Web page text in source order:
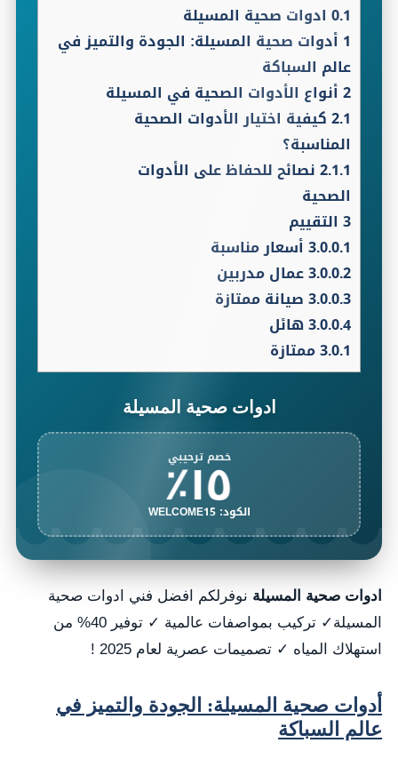
0.1ادوات صحية المسيلة
1 أدوات صحية المسيلة: الجودة والتميز في
عالم السباكة
2أنواع الأدوات الصحية في المسيلة
2.1كيفية اختيار الأدوات الصحية
المناسبة؟
2.1.1نصائح للحفاظ على الأدوات
الصحية
3التقييم
3.0.0.1أسعار مناسبة
3.0.0.2عمال مدربين
3.0.0.3صيانة ممتازة
3.0.0.4هائل
3.0.1ممتازة
ادوات صحية المسيلة
خصم ترحيبي
١٥٪
الكود: WELCOME15
ادوات صحية المسيلة نوفرلكم افضل فني ادوات صحية
المسيلة✓ تركيب بمواصفات عالمية ✓ توفير 40% من
استهلاك المياه ✓ تصميمات عصرية لعام 2025 !
أدوات صحية المسيلة: الجودة والتميز في
عالم السباكة